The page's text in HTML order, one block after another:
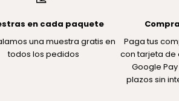
en cada paquete
una muestra gratis en
todos los pedidos
Paga tus
con tarjeta de
Google
plazos sin